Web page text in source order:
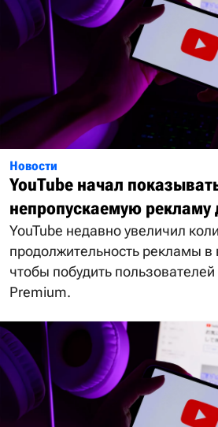
Новости
YouTube начал
непропускаемую рекламу
YouTube недавно увеличил
продолжительность рекламы в
чтобы побудить
Premium.